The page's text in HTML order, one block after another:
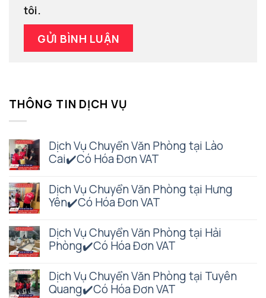
THÔNG TIN DỊCH VỤ
Dịch Vụ Chuyển Văn Phòng tại Lào
Cai✔️Có Hóa Đơn VAT
Dịch Vụ Chuyển Văn Phòng tại Hưng
Yên✔️Có Hóa Đơn VAT
Dịch Vụ Chuyển Văn Phòng tại Hải
Phòng✔️Có Hóa Đơn VAT
Dịch Vụ Chuyển Văn Phòng tại Tuyên
Quang✔️Có Hóa Đơn VAT
tôi.